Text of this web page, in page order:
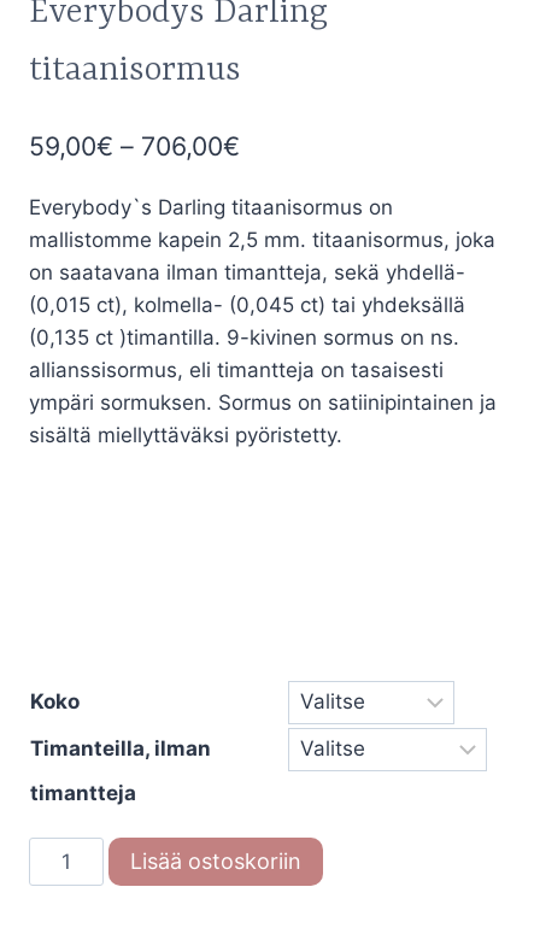
Everybodys Darling
titaanisormus
59,00€ – 706,00€
-
706,00€
Everybody`s Darling titaanisormus on
mallistomme kapein 2,5 mm. titaanisormus, joka
on saatavana ilman timantteja, sekä yhdellä-
(0,015 ct), kolmella- (0,045 ct) tai yhdeksällä
(0,135 ct )timantilla. 9-kivinen sormus on ns.
allianssisormus, eli timantteja on tasaisesti
ympäri sormuksen. Sormus on satiinipintainen ja
sisältä miellyttäväksi pyöristetty.
Koko
Timanteilla, ilman
timantteja
Everybodys
Darling
Lisää ostoskoriin